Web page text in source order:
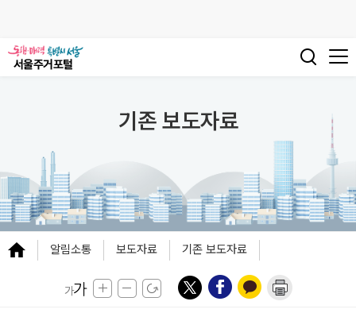
기존 보도자료
알림소통 보도자료 기존 보도자료